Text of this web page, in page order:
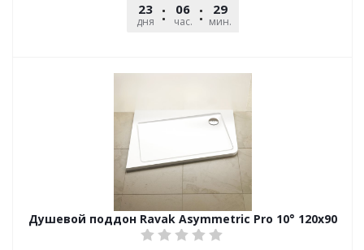
23
дня
06
час.
29
мин.
Душевой поддон Ravak Asymmetric Pro 10° 120х90